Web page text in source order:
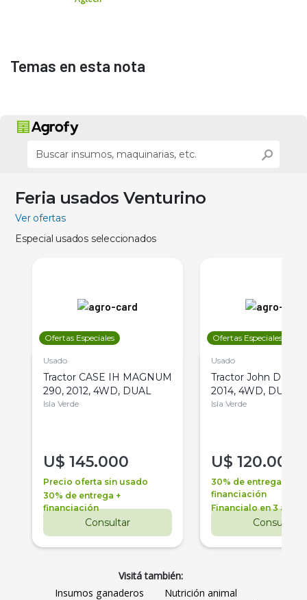
Temas en esta nota
Feria usados Venturino
Ver ofertas
Especial usados seleccionados
Ofertas Especiales
Usado
Tractor CASE IH MAGNUM
290, 2012, 4WD, DUAL
Isla Verde
U$ 145.000
Precio oferta sin usado
30% de entrega +
financiación
Consultar
Ofertas Especiales
Usado
Tractor John Deere
2014, 4WD, DUAL
Isla Verde
U$ 120.000
30% de entrega +
financiación
Financialo en 3 años
Consultar
Visitá también:
Insumos ganaderos
Nutrición animal